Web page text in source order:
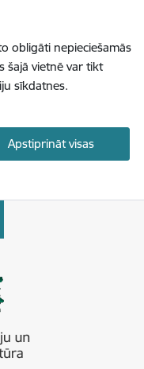
obligāti nepieciešamās
šajā vietnē var tikt
sīkdatnes.
Apstiprināt visas